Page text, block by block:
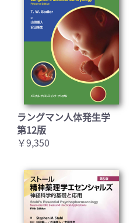
ラングマン人体発生学
第12版
￥9,350